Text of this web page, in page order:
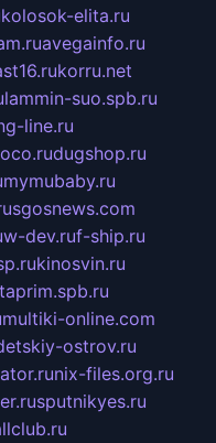
kolosok-elita.ru
avegainfo.ru
korru.net
lammin-suo.spb.ru
line.ru
dugshop.ru
mymubaby.ru
w-dev.ruf-ship.ru
kinosvin.ru
multiki-online.com
ostrov.ru
nix-files.org.ru
sputnikyes.ru